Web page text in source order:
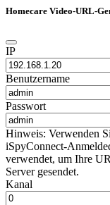
Homecare Video-URL-
IP
Benutzername
Passwort
Hinweis: Verwenden
iSpyConnect-
verwendet, um Ihre
Server gesendet.
Kanal